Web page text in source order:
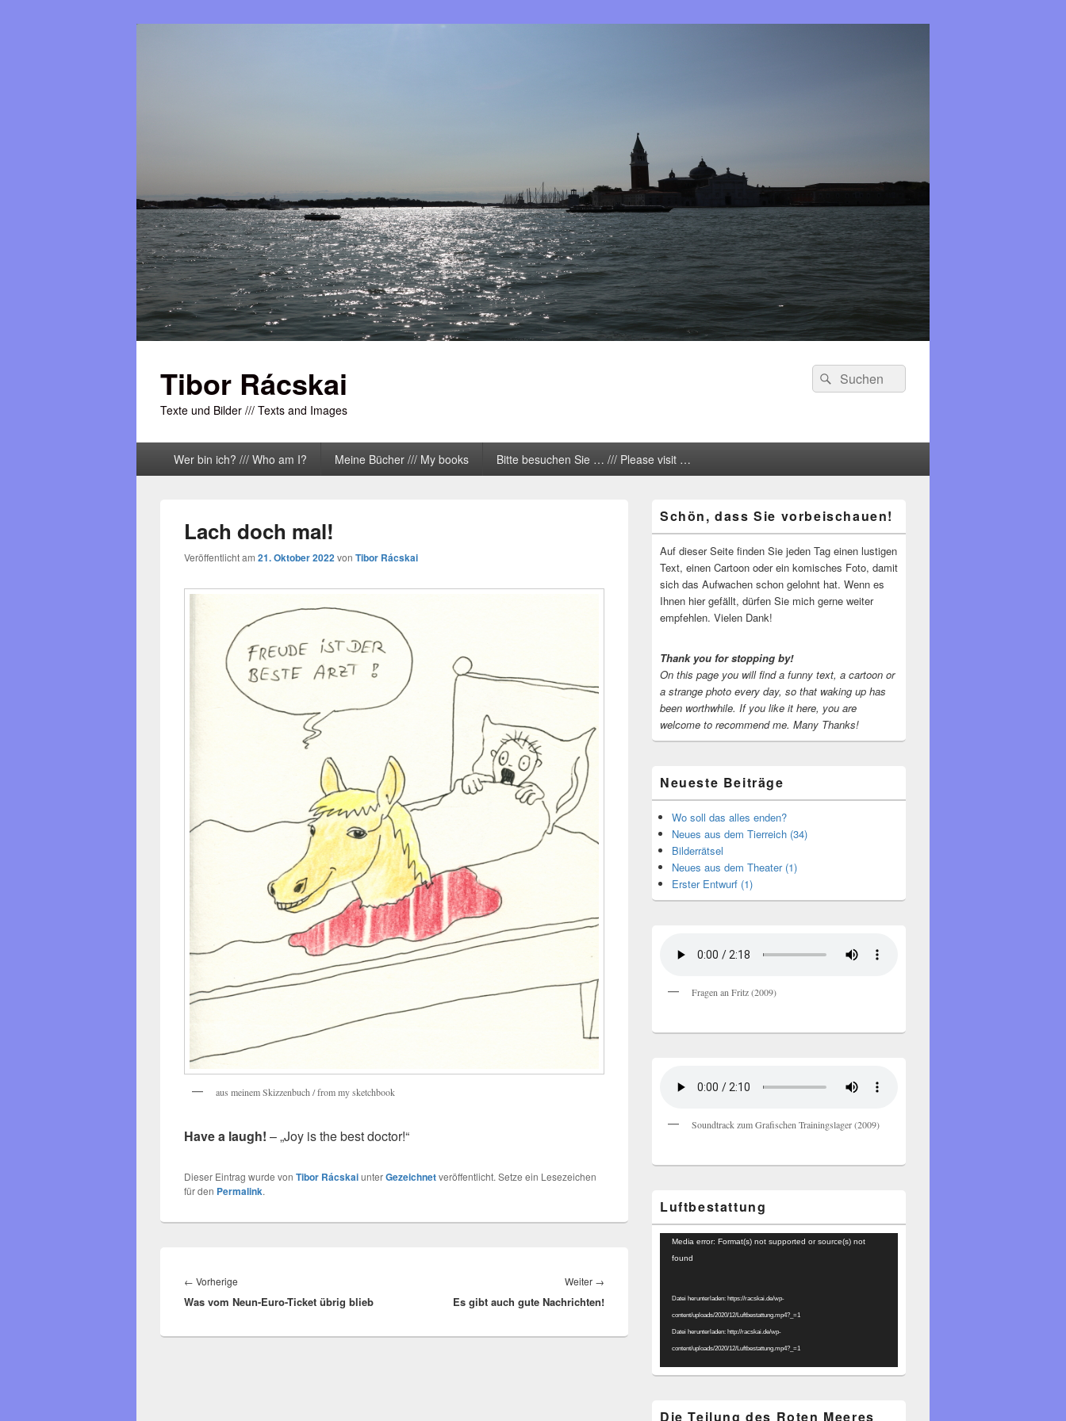
Tibor Rácskai
Texte und Bilder /// Texts and Images
Suchen
nach:
Suchen
Wer bin ich? /// Who am I? Meine Bücher /// My books Bitte besuchen Sie … /// Please visit …
Lach doch mal!
Veröffentlicht am 21. Oktober 2022von Tibor Rácskai
aus meinem Skizzenbuch / from my sketchbook
Have a laugh! – „Joy is the best doctor!“
Dieser Eintrag wurde von Tibor RácskaiunterGezeichnetveröffentlicht. Setze ein Lesezeichen
für den Permalink.
← Vorherige
Beitrag:
Was vom Neun-Euro-Ticket übrig blieb
Weiter →
Beitrag:
Es gibt auch gute Nachrichten!
Seitenleisten-
Widgetbereich
Schön, dass Sie vorbeischauen!
Auf dieser Seite finden Sie jeden Tag einen lustigen
Text, einen Cartoon oder ein komisches Foto, damit
sich das Aufwachen schon gelohnt hat. Wenn es
Ihnen hier gefällt, dürfen Sie mich gerne weiter
empfehlen. Vielen Dank!
Thank you for stopping by!
On this page you will find a funny text, a cartoon or
a strange photo every day, so that waking up has
been worthwhile. If you like it here, you are
welcome to recommend me. Many Thanks!
Neueste Beiträge
Wo soll das alles enden?
Neues aus dem Tierreich (34)
Bilderrätsel
Neues aus dem Theater (1)
Erster Entwurf (1)
Fragen an Fritz (2009)
Soundtrack zum Grafischen Trainingslager (2009)
Luftbestattung
Video-
Player
Media error: Format(s) not supported or source(s) not
found
Datei herunterladen: https://racskai.de/wp-
content/uploads/2020/12/Luftbestattung.mp4?_=1
Datei herunterladen: http://racskai.de/wp-
content/uploads/2020/12/Luftbestattung.mp4?_=1
Die Teilung des Roten Meeres